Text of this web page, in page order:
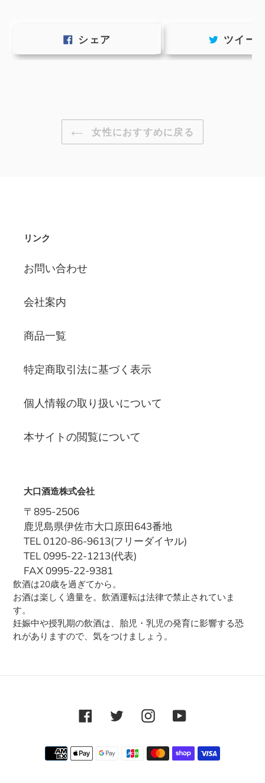
シェア
シ
ツイー
女性におすすめに戻る
リンク
お問い合わせ
会社案内
商品一覧
特定商取引法に基づく表示
個人情報の取り扱いについて
本サイトの閲覧について
大口酒造株式会社
〒895-2506
鹿児島県伊佐市大口原田643番地
TEL 0120-86-9613(フリーダイヤル)
TEL 0995-22-1213(代表)
FAX 0995-22-9381
飲酒は20歳を過ぎてから。
お酒は楽しく適量を。飲酒運転は法律で禁止されていま
す。
妊娠中や授乳期の飲酒は、胎児・乳児の発育に影響する恐
れがありますので、気をつけましょう。
FacebookTwitterInstagramYouTube
決